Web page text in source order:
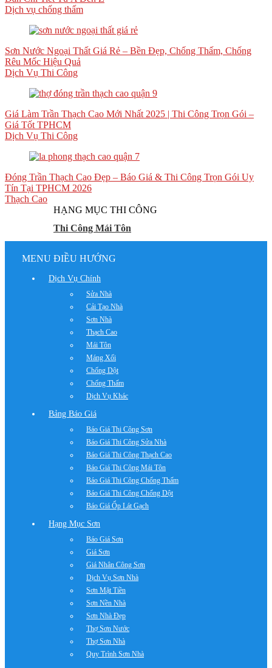
Dịch vụ chống thấm
Sơn Nước Ngoại Thất Giá Rẻ – Bền Đẹp, Chống Thấm, Chống
Rêu Mốc Hiệu Quả
Dịch Vụ Thi Công
Giá Làm Trần Thạch Cao Mới Nhất 2025 | Thi Công Trọn Gói –
Giá Tốt TPHCM
Dịch Vụ Thi Công
Đóng Trần Thạch Cao Đẹp – Báo Giá & Thi Công Trọn Gói Uy
Tín Tại TPHCM 2026
Thạch Cao
HẠNG MỤC THI CÔNG
Thi Công Mái Tôn
MENU ĐIỀU HƯỚNG
Dịch Vụ Chính
Sửa Nhà
Cải Tạo Nhà
Sơn Nhà
Thạch Cao
Mái Tôn
Máng Xối
Chống Dột
Chống Thấm
Dịch Vụ Khác
Bảng Báo Giá
Báo Giá Thi Công Sơn
Báo Giá Thi Công Sửa Nhà
Báo Giá Thi Công Thạch Cao
Báo Giá Thi Công Mái Tôn
Báo Giá Thi Công Chống Thấm
Báo Giá Thi Công Chống Dột
Báo Giá Ốp Lát Gạch
Hạng Mục Sơn
Báo Giá Sơn
Giá Sơn
Giá Nhân Công Sơn
Dịch Vụ Sơn Nhà
Sơn Mặt Tiền
Sơn Nền Nhà
Sơn Nhà Đẹp
Thợ Sơn Nước
Thợ Sơn Nhà
Quy Trình Sơn Nhà